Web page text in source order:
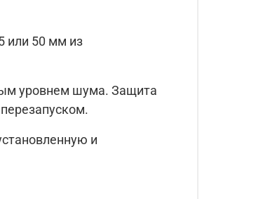
или 50 мм из
уровнем шума. Защита
и